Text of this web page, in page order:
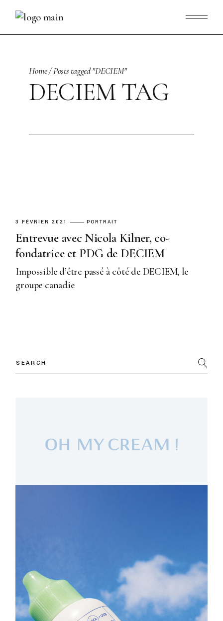
content
Home Posts tagged "DECIEM"
DECIEM TAG
3 FÉVRIER 2021 PORTRAIT
Entrevue avec Nicola Kilner, co-
fondatrice et PDG de DECIEM
Impossible d’être passé à côté de DECIEM, le
groupe canadie